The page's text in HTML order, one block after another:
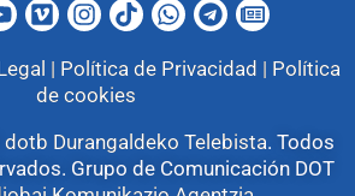
| Política de Privacidad | Política
de cookies
dotb Durangaldeko Telebista. Todos
Grupo de Comunicación DOT